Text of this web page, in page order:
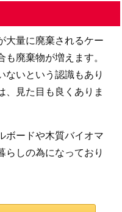
大量に廃棄されるケー
廃棄物が増えます。
ないという認識もあり
、見た目も良くありま
ボードや木質バイオマ
らしの為になっており